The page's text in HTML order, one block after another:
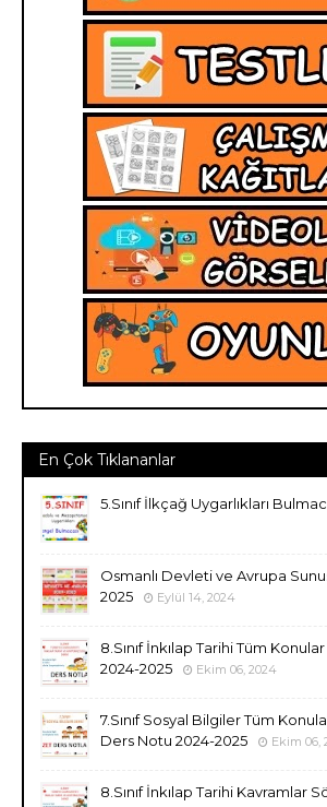
En Çok Tıklananlar
5.Sınıf İlkçağ Uygarlıkları
Osmanlı Devleti ve Avrupa
2025
Eylül 14, 2024
8.Sınıf İnkılap Tarihi Tüm
2024-2025
Ekim 06, 2024
7.Sınıf Sosyal Bilgiler Tüm
Ders Notu 2024-2025
Ekim 06,
8.Sınıf İnkılap Tarihi Kavramlar